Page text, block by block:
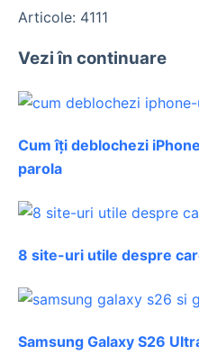
Articole: 4111
Vezi în continuare
Cum îți deblochezi
parola
8 site-uri utile despre
Samsung Galaxy S26